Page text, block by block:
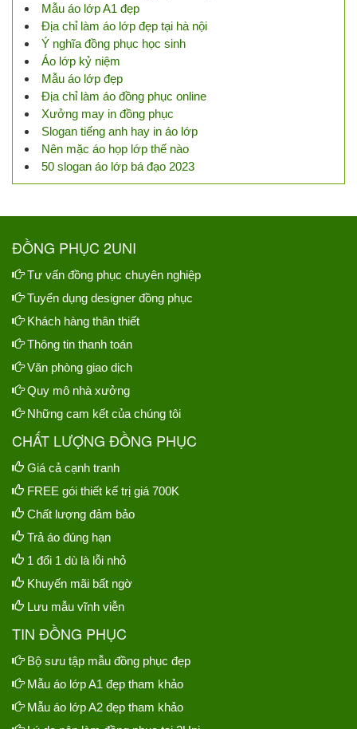
Mẫu áo lớp A1 đẹp
Địa chỉ làm áo lớp đẹp tại hà nội
Ý nghĩa đồng phục học sinh
Áo lớp kỷ niệm
Mẫu áo lớp đẹp
Địa chỉ làm áo đồng phục online
Xưởng may in đồng phục
Slogan tiếng anh hay in áo lớp
Nên mặc áo họp lớp thế nào
50 slogan áo lớp bá đạo 2023
ĐỒNG PHỤC 2UNI
Tư vấn đồng phục chuyên nghiệp
Tuyển dụng designer đồng phục
Khách hàng thân thiết
Thông tin thanh toán
Văn phòng giao dịch
Quy mô nhà xưởng
Những cam kết của chúng tôi
CHẤT LƯỢNG ĐỒNG PHỤC
Giá cả cạnh tranh
FREE gói thiết kế trị giá 700K
Chất lượng đảm bảo
Trả áo đúng hạn
1 đổi 1 dù là lỗi nhỏ
Khuyến mãi bất ngờ
Lưu mẫu vĩnh viễn
TIN ĐỒNG PHỤC
Bộ sưu tập mẫu đồng phục đẹp
Mẫu áo lớp A1 đẹp tham khảo
Mẫu áo lớp A2 đẹp tham khảo